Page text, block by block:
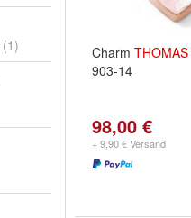
(1)
Charm THOMAS
903-14
98,00 €
+ 9,90 € Versand